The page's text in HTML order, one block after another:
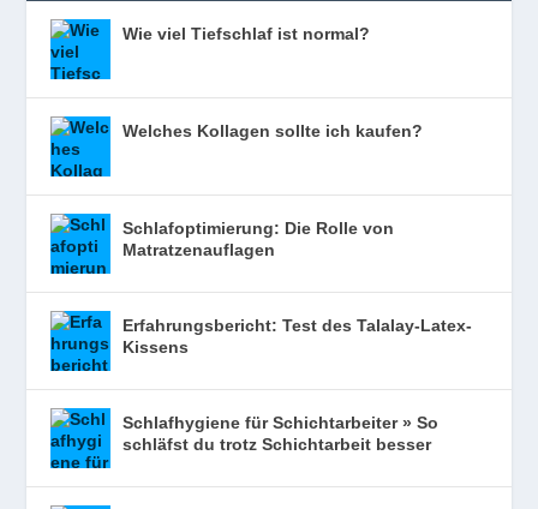
Wie viel Tiefschlaf ist normal?
Welches Kollagen sollte ich kaufen?
Schlafoptimierung: Die Rolle von
Matratzenauflagen
Erfahrungsbericht: Test des Talalay-Latex-
Kissens
Schlafhygiene für Schichtarbeiter » So
schläfst du trotz Schichtarbeit besser